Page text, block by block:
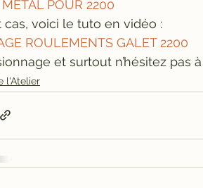
POUR 2200
cas, voici le tuto en vidéo :
ROULEMENTS GALET 2200
et surtout n’hésitez pas
l'Atelier